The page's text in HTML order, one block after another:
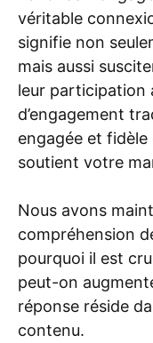
véritable
signifie non
mais aussi
leur participation
d’engagement
engagée et
soutient votre
Nous avons
compréhension
pourquoi il est
peut-on
réponse réside
contenu.